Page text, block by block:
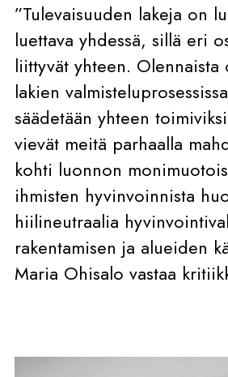
”Tulevaisuuden lakeja on
luettava yhdessä, sillä eri
liittyvät yhteen.
lakien
säädetään yhteen
vievät meitä parhaalla
kohti luonnon
ihmisten hyvinvoinnista
hiilineutraalia
rakentamisen ja alueiden
Maria Ohisalo vastaa